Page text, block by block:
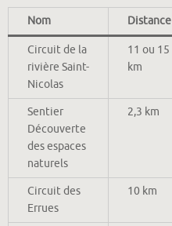
Nom Distance
Circuit de la
rivière Saint-
Nicolas
11 ou 15
km
Sentier
Découverte
des espaces
naturels
2,3 km
Circuit des
Errues
10 km